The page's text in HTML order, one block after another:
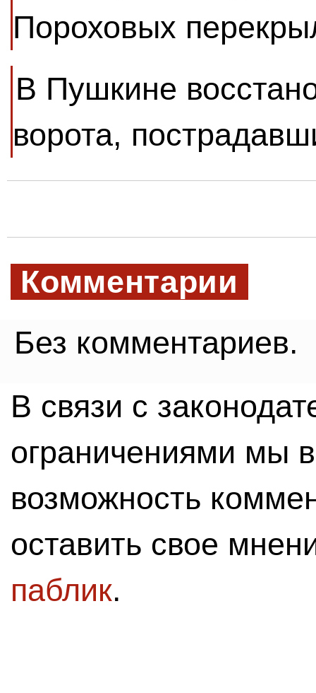
Пороховых
В Пушкине
ворота,
Комментарии
Без комментариев.
В связи с
ограничениями мы
возможность
оставить свое
паблик.